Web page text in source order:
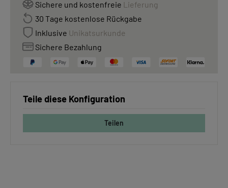
Sichere und kostenfreie Lieferung
30 Tage kostenlose Rückgabe
Inklusive Unikatsurkunde
Sichere Bezahlung
Teile diese Konfiguration
Teilen